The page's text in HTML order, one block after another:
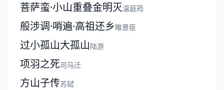
菩萨蛮·小山重叠金明灭温庭筠
般涉调·哨遍·高祖还乡睢景臣
过小孤山大孤山陆游
项羽之死司马迁
方山子传苏轼